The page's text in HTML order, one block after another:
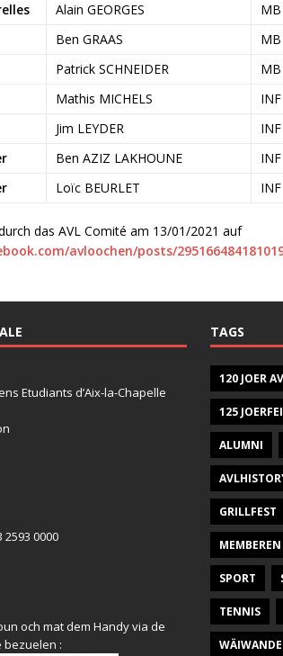
Alain GEORGES
MB
Ben GRAAS
MB
Patrick SCHNEIDER
MB
Mathis MICHELS
INF
Jim LEYDER
INF
Ben AZIZ LAKHOUNE
INF
Loïc BEURLET INF
das AVL Comité am 13/01/2021 auf
avloochen/posts/
Etudiants d’Aix-la-Chapelle
2593 0000
och mat dem Handy via de
bezuelen :
TAGS
120 JOER
125
ALUMNI
GRILLFEST
MEMBEREN
SPORT
TENNIS